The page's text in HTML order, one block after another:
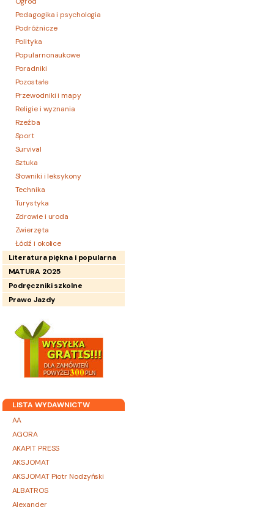
Pedagogika i psychologia
Podróżnicze
Polityka
Popularnonaukowe
Poradniki
Pozostałe
Przewodniki i mapy
Religie i wyznania
Rzeźba
Sport
Survival
Sztuka
Słowniki i leksykony
Technika
Turystyka
Zdrowie i uroda
Zwierzęta
Łódź i okolice
Literatura piękna i popularna
MATURA 2025
Podręczniki szkolne
Prawo Jazdy
LISTA WYDAWNICTW
AA
AGORA
AKAPIT PRESS
AKSJOMAT
AKSJOMAT Piotr Nodzyński
ALBATROS
Alexander